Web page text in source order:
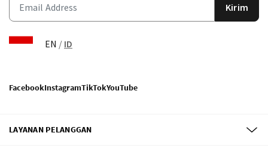
Kirim
EN / ID
FacebookInstagramTikTokYouTube
LAYANAN PELANGGAN